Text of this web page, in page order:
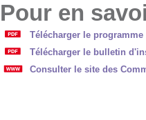
Pour en
Télécharger le
Télécharger le bulletin
Consulter le site des